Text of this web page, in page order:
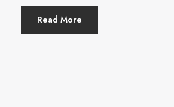
Read More